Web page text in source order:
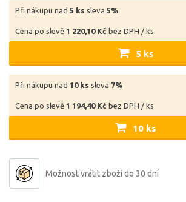
Při nákupu nad 5 ks sleva 5%
Cena po slevě 1 220,10 Kč bez DPH / ks
5 ks
Při nákupu nad 10 ks sleva 7%
Cena po slevě 1 194,40 Kč bez DPH / ks
10 ks
Možnost vrátit zboží do 30 dní